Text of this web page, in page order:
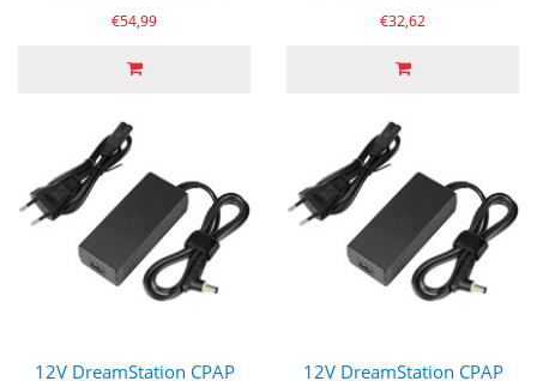
€54,99 €32,62
12V DreamStation CPAP
12V DreamStation CPAP